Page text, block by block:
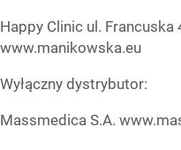
Happy Clinic ul.
www.manikowska.eu
Wyłączny dystrybutor:
Massmedica S.A.